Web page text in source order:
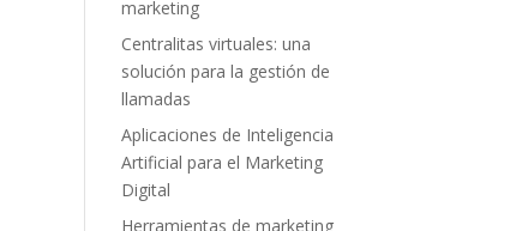
marketing
Centralitas virtuales: una
solución para la gestión de
llamadas
Aplicaciones de Inteligencia
Artificial para el Marketing
Digital
Herramientas de marketing